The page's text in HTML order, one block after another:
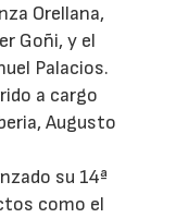
Orellana,
Goñi, y el
Palacios.
a cargo
Augusto
su 14ª
como el